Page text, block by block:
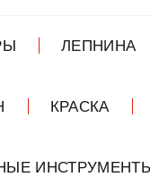
ЛЕПНИНА
КРАСКА